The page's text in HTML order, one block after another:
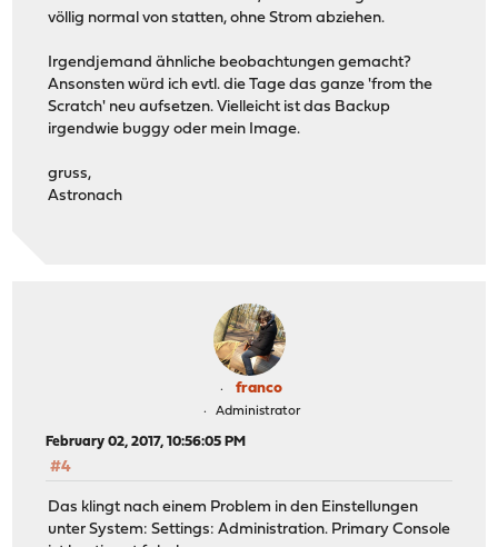
völlig normal von statten, ohne Strom abziehen.
Irgendjemand ähnliche beobachtungen gemacht?
Ansonsten würd ich evtl. die Tage das ganze 'from the
Scratch' neu aufsetzen. Vielleicht ist das Backup
irgendwie buggy oder mein Image.
gruss,
Astronach
franco
Administrator
February 02, 2017, 10:56:05 PM
#4
Das klingt nach einem Problem in den Einstellungen
unter System: Settings: Administration. Primary Console